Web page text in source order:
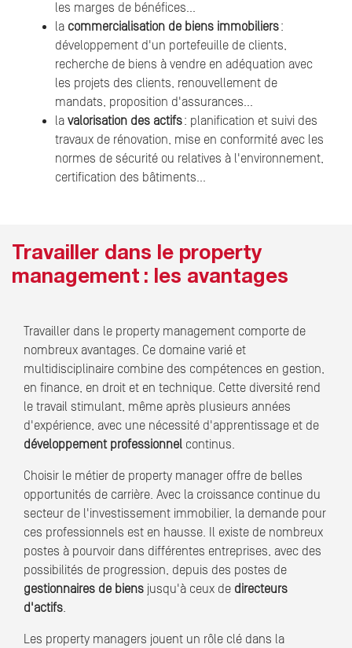
les marges de bénéfices…
la commercialisation de biens immobiliers:
développement d'un portefeuille de clients,
recherche de biens à vendre en adéquation avec
les projets des clients, renouvellement de
mandats, proposition d'assurances…
la valorisation des actifs: planification et suivi des
travaux de rénovation, mise en conformité avec les
normes de sécurité ou relatives à l'environnement,
certification des bâtiments…
Travailler dans le property
management : les avantages
Travailler dans le property management comporte de
nombreux avantages. Ce domaine varié et
multidisciplinaire combine des compétences en gestion,
en finance, en droit et en technique. Cette diversité rend
le travail stimulant, même après plusieurs années
d'expérience, avec une nécessité d'apprentissage et de
développement professionnel continus.
Choisir le métier de property manager offre de belles
opportunités de carrière. Avec la croissance continue du
secteur de l'investissement immobilier, la demande pour
ces professionnels est en hausse. Il existe de nombreux
postes à pourvoir dans différentes entreprises, avec des
possibilités de progression, depuis des postes de
gestionnaires de biens jusqu'à ceux de directeurs
d'actifs.
Les property managers jouent un rôle clé dans la